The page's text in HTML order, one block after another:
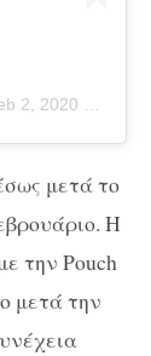
2020 at 7:34am PST
μετά το
Η
την Pouch
μετά την